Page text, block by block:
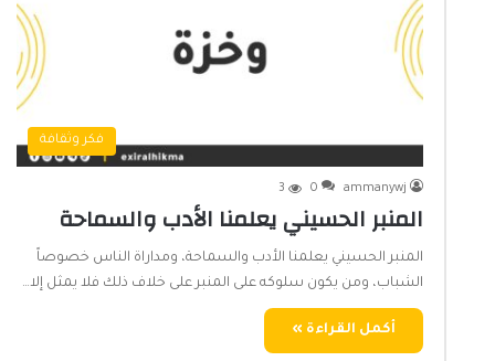
فكر وثقافة
ammanywj
0
3
المنبر الحسيني يعلمنا الأدب والسماحة
المنبر الحسيني يعلمنا الأدب والسماحة، ومداراة الناس خصوصاً
الشباب، ومن يكون سلوكه على المنبر على خلاف ذلك فلا يمثل إلا…
أكمل القراءة »